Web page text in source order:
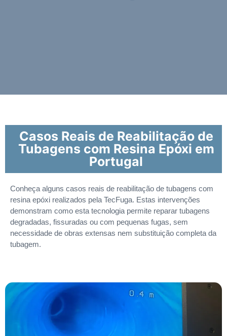
Casos Reais de Reabilitação de
Tubagens com Resina Epóxi em
Portugal
Conheça alguns casos reais de reabilitação de tubagens com
resina epóxi realizados pela TecFuga. Estas intervenções
demonstram como esta tecnologia permite reparar tubagens
degradadas, fissuradas ou com pequenas fugas, sem
necessidade de obras extensas nem substituição completa da
tubagem.